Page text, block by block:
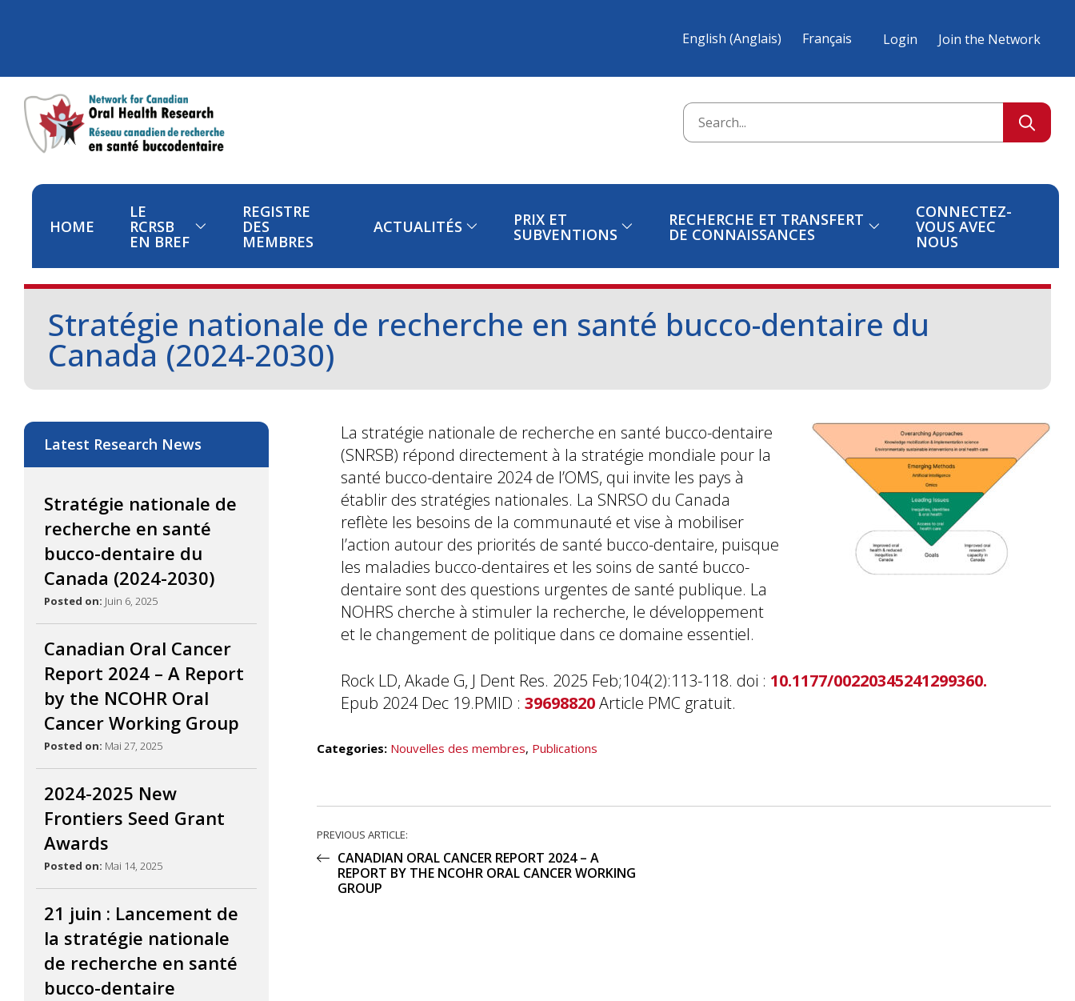
English (Anglais) Français Login Join the Network
HOME
LE
RCRSB
EN BREF
REGISTRE
DES
MEMBRES
ACTUALITÉS PRIX ET
SUBVENTIONS
RECHERCHE ET TRANSFERT
DE CONNAISSANCES
CONNECTEZ-
VOUS AVEC
NOUS
Stratégie nationale de recherche en santé bucco-dentaire du
Canada (2024-2030)
Latest Research News
Stratégie nationale de
recherche en santé
bucco-dentaire du
Canada (2024-2030)
Posted on: Juin 6, 2025
Canadian Oral Cancer
Report 2024 – A Report
by the NCOHR Oral
Cancer Working Group
Posted on: Mai 27, 2025
2024-2025 New
Frontiers Seed Grant
Awards
Posted on: Mai 14, 2025
21 juin : Lancement de
la stratégie nationale
de recherche en santé
bucco-dentaire
La stratégie nationale de recherche en santé bucco-dentaire
(SNRSB) répond directement à la stratégie mondiale pour la
santé bucco-dentaire 2024 de l’OMS, qui invite les pays à
établir des stratégies nationales. La SNRSO du Canada
reflète les besoins de la communauté et vise à mobiliser
l’action autour des priorités de santé bucco-dentaire, puisque
les maladies bucco-dentaires et les soins de santé bucco-
dentaire sont des questions urgentes de santé publique. La
NOHRS cherche à stimuler la recherche, le développement
et le changement de politique dans ce domaine essentiel.
Rock LD, Akade G, J Dent Res. 2025 Feb;104(2):113-118. doi : 10.1177/00220345241299360.
Epub 2024 Dec 19.PMID : 39698820Article PMC gratuit.
Categories: Nouvelles des membres, Publications
PREVIOUS ARTICLE:
CANADIAN ORAL CANCER REPORT 2024 – A
REPORT BY THE NCOHR ORAL CANCER WORKING
GROUP